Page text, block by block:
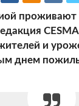
проживают
и
днем